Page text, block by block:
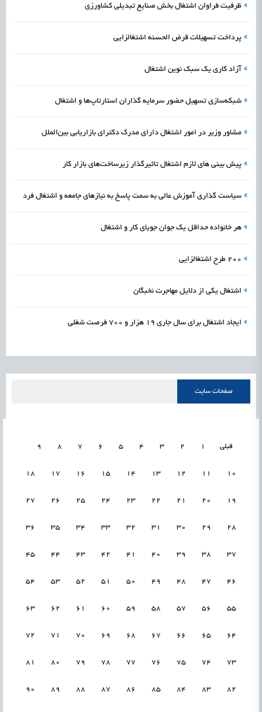
» ظرفیت فراوان اشتغال بخش صنایع تبدیلی کشاورزی
» پرداخت تسهیلات قرض الحسنه اشتغالزایی
» آزاد کاری یک سبک نوین اشتغال
» شبکه‌سازی تسهیل حضور سرمایه‌ گذاران استارتاپ‌ها و اشتغال
» مشاور وزیر در امور اشتغال دارای مدرک دکترای بازاریابی بین‌الملل
» پیش بینی های لازم اشتغال تاثیرگذار زیرساخت‌های بازار کار
» سیاست‌ گذاری آموزش عالی به سمت پاسخ به نیازهای جامعه و اشتغال فرد
» هر خانواده حداقل یک جوان جویای کار و اشتغال
» ۲۰۰ طرح اشتغالزایی
» اشتغال یکی از دلایل مهاجرت نخبگان
» ایجاد اشتغال برای سال جاری ۱۹ هزار و ۷۰۰ فرصت شغلی
صفحات سایت
قبلی 1
2
3
4
5
6
7
8
9
10
11
12
13
14
15
16
17
18
19
20
21
22
23
24
25
26
27
28
29
30
31
32
33
34
35
36
37
38
39
40
41
42
43
44
45
46
47
48
49
50
51
52
53
54
55
56
57
58
59
60
61
62
63
64
65
66
67
68
69
70
71
72
73
74
75
76
77
78
79
80
81
82
83
84
85
86
87
88
89
90